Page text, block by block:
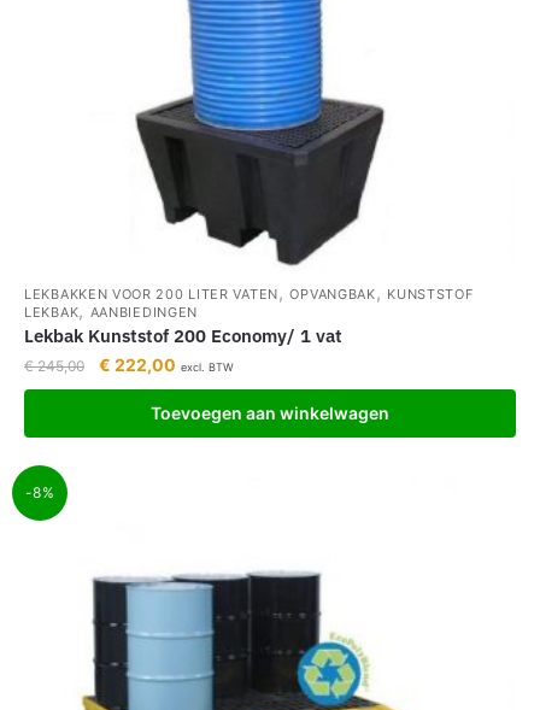
LEKBAKKEN VOOR 200 LITER VATEN,OPVANGBAK, KUNSTSTOF
LEKBAK, AANBIEDINGEN
Lekbak Kunststof 200 Economy/ 1 vat
€245,00 € 222,00 excl. BTW
Toevoegen aan winkelwagen
-8%